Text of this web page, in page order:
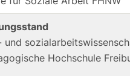
und
Hochschule